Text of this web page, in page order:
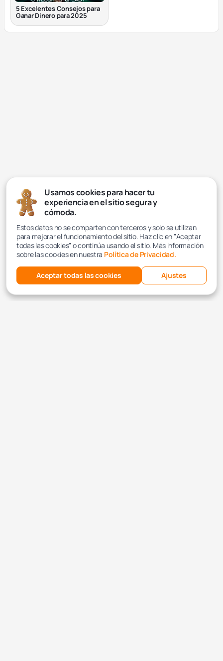
5 Excelentes Consejos para
Ganar Dinero para 2025
Usamos cookies para hacer tu
experiencia en el sitio segura y
cómoda.
Estos datos no se comparten con terceros y solo se utilizan
para mejorar el funcionamiento del sitio. Haz clic en "Aceptar
todas las cookies" o continúa usando el sitio. Más información
sobre las cookies en nuestra Política de Privacidad.
Aceptar todas las cookies Ajustes